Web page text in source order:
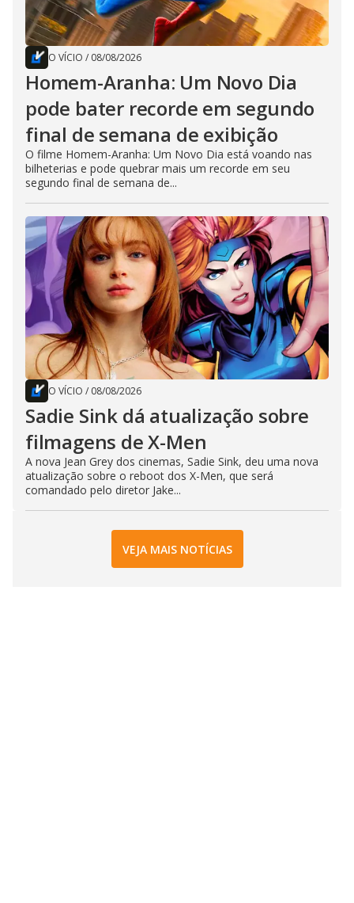
O VÍCIO / 08/08/2026
Homem-Aranha: Um Novo Dia
pode bater recorde em segundo
final de semana de exibição
O filme Homem-Aranha: Um Novo Dia está voando nas
bilheterias e pode quebrar mais um recorde em seu
segundo final de semana de...
O VÍCIO / 08/08/2026
Sadie Sink dá atualização sobre
filmagens de X-Men
A nova Jean Grey dos cinemas, Sadie Sink, deu uma nova
atualização sobre o reboot dos X-Men, que será
comandado pelo diretor Jake...
VEJA MAIS NOTÍCIAS